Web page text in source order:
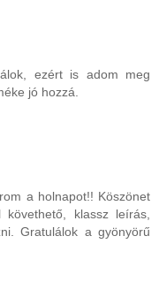
ezért is adom meg
jó hozzá.
a holnapot!! Köszönet
klassz leírás,
Gratulálok a gyönyörű